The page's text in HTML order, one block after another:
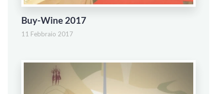
Buy-Wine 2017
11 Febbraio 2017